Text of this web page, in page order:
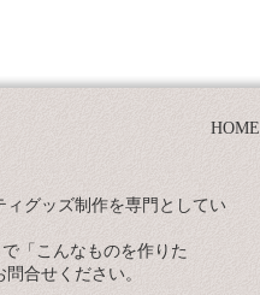
HOME
グッズ制作を専門としてい
「こんなものを作りた
合せください。